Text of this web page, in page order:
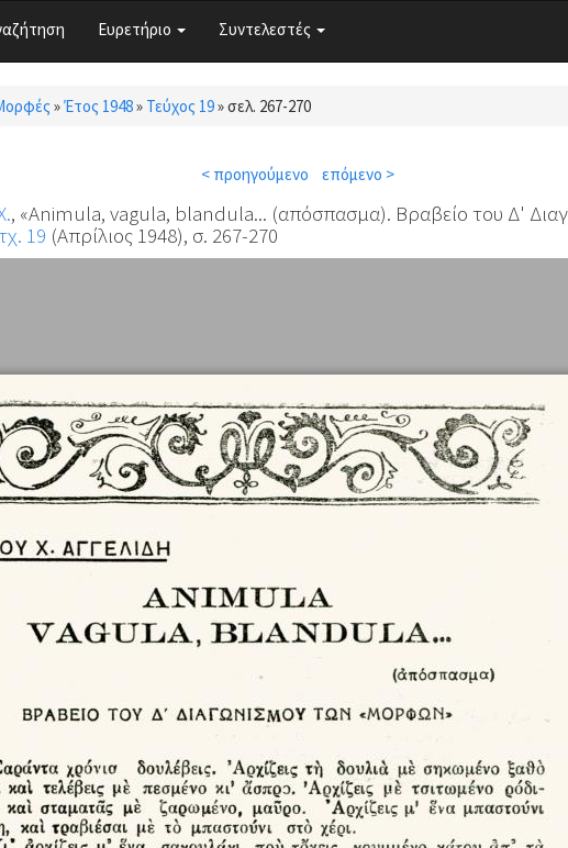
Ευρετήριο Συντελεστές
»Έτος 1948» Τεύχος 19»σελ. 267-270
< προηγούμενο επόμενο >
, «Animula, vagula, blandula... (απόσπασμα). Βραβείο του Δ'
19 (Απρίλιος 1948), σ. 267-270